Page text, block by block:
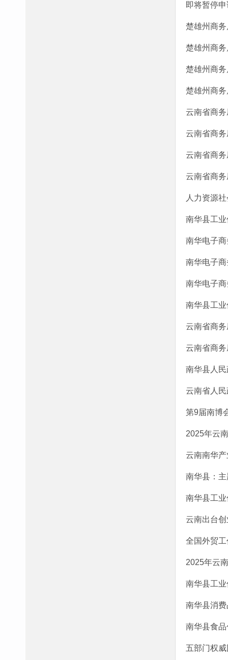
即将暂停
楚雄州商
楚雄州商
楚雄州商
楚雄州商
云南省商
云南省商
云南省商
云南省商
人力资源
南华县工
南华电子
南华电子
南华电子
南华县工业
云南省商
云南省商
南华县人
云南省人
第9届南博
2025年云
云南南华
南华县：
南华县工
云南出台
全国外贸
2025年云
南华县工
南华县消
南华县食
五部门权